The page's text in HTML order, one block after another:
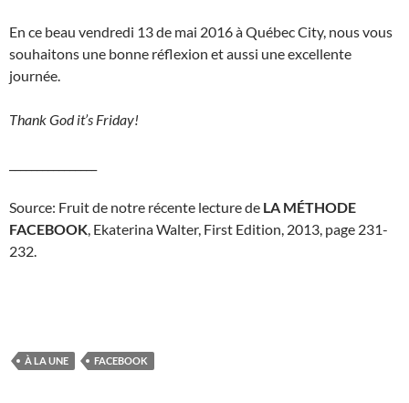
En ce beau vendredi 13 de mai 2016 à Québec City, nous vous
souhaitons une bonne réflexion et aussi une excellente
journée.
Thank God it’s Friday!
Source: Fruit de notre récente lecture de LA MÉTHODE
FACEBOOK , Ekaterina Walter, First Edition, 2013, page 231-
232.
À LA UNE FACEBOOK